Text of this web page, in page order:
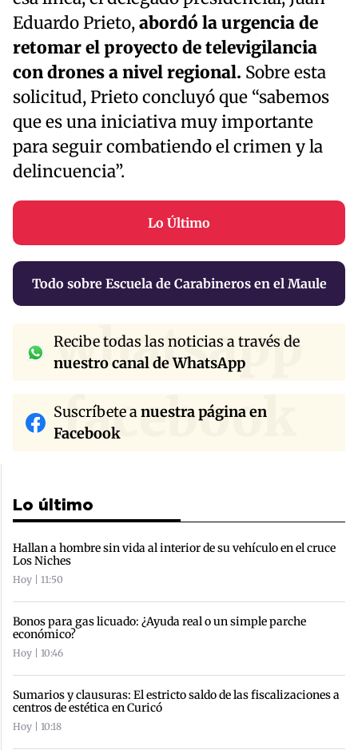
Eduardo Prieto,abordó la urgencia de
retomar el proyecto de televigilancia
con drones a nivel regional. Sobre esta
solicitud, Prieto concluyó que “sabemos
que es una iniciativa muy importante
para seguir combatiendo el crimen y la
delincuencia”.
Lo Último
Todo sobre Escuela de Carabineros en el Maule
whatsapp
Recibe todas las noticias a través de
nuestro canal de WhatsApp
facebook
Suscríbete anuestra página en
Facebook
Lo último
Hallan a hombre sin vida al interior de su vehículo en el cruce
Los Niches
Hoy | 11:50
Bonos para gas licuado: ¿Ayuda real o un simple parche
económico?
Hoy | 10:46
Sumarios y clausuras: El estricto saldo de las fiscalizaciones a
centros de estética en Curicó
Hoy | 10:18